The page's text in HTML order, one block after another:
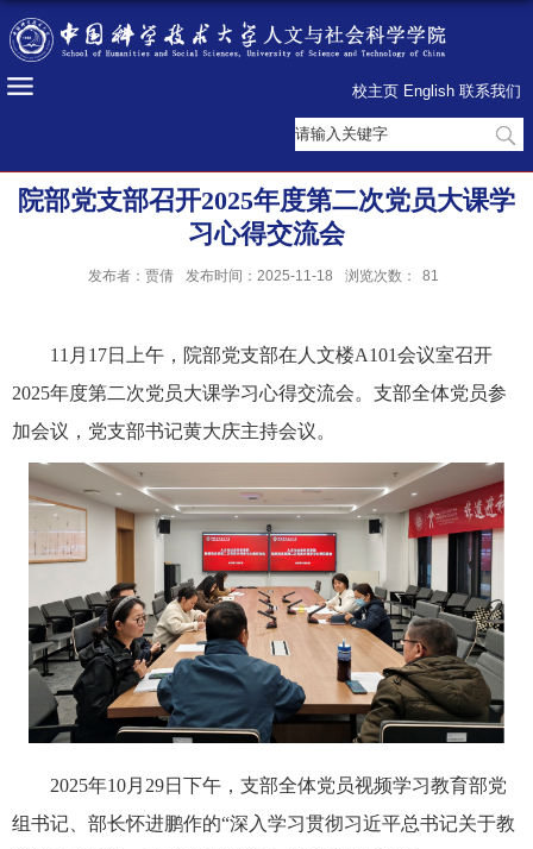
校主页 English 联系我们
院部党支部召开2025年度第二次党员大课学
习心得交流会
发布者：贾倩 发布时间：2025-11-18 浏览次数： 81
11月17日上午，院部党支部在人文楼A101会议室召开
2025年度第二次党员大课学习心得交流会。支部全体党员参
加会议，党支部书记黄大庆主持会议。
2025年10月29日下午，支部全体党员视频学习教育部党
组书记、部长怀进鹏作的“深入学习贯彻习近平总书记关于教